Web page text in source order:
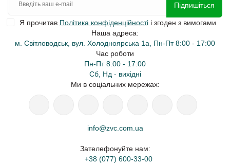
Підпишіться
Я прочитав Політика конфіденційностіі згоден з вимогами
Наша адреса:
м. Світловодськ, вул. Холодноярська 1а, Пн-Пт 8:00 - 17:00
Час роботи
Пн-Пт 8:00 - 17:00
Сб, Нд - вихідні
Ми в соціальних мережах:
info@zvc.com.ua
Зателефонуйте нам:
+38 (077) 600-33-00